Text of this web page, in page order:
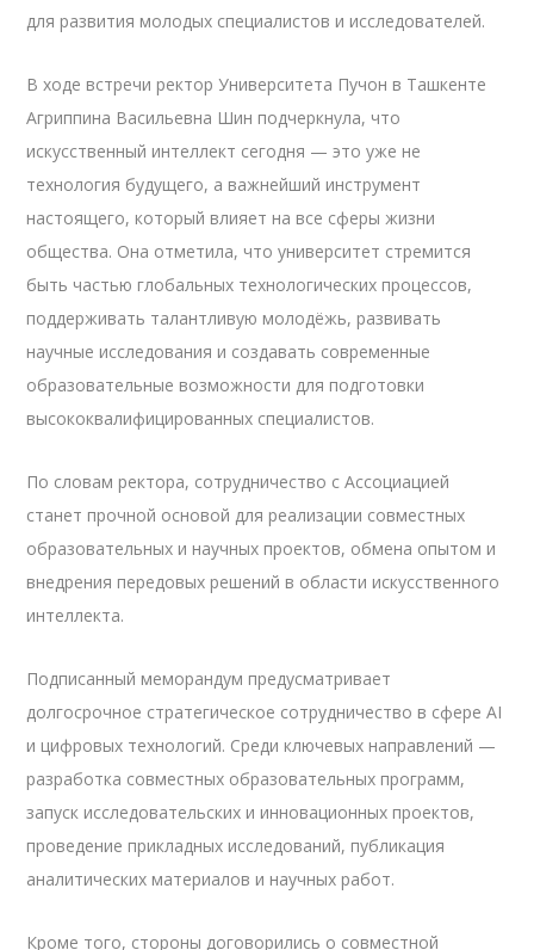
для развития молодых специалистов и исследователей.
В ходе встречи ректор Университета Пучон в Ташкенте
Агриппина Васильевна Шин подчеркнула, что
искусственный интеллект сегодня — это уже не
технология будущего, а важнейший инструмент
настоящего, который влияет на все сферы жизни
общества. Она отметила, что университет стремится
быть частью глобальных технологических процессов,
поддерживать талантливую молодёжь, развивать
научные исследования и создавать современные
образовательные возможности для подготовки
высококвалифицированных специалистов.
По словам ректора, сотрудничество с Ассоциацией
станет прочной основой для реализации совместных
образовательных и научных проектов, обмена опытом и
внедрения передовых решений в области искусственного
интеллекта.
Подписанный меморандум предусматривает
долгосрочное стратегическое сотрудничество в сфере AI
и цифровых технологий. Среди ключевых направлений —
разработка совместных образовательных программ,
запуск исследовательских и инновационных проектов,
проведение прикладных исследований, публикация
аналитических материалов и научных работ.
Кроме того, стороны договорились о совместной